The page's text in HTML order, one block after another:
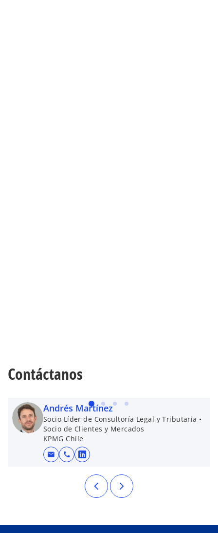
Contáctanos
Andrés Martínez
Socio Líder de Consultoría Legal y Tributaria •
Socio de Clientes y Mercados
KPMG Chile
mail call se abre en una pestaña nueva